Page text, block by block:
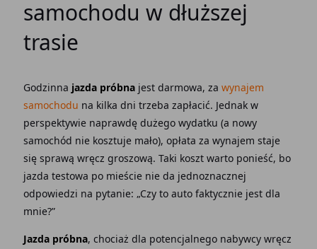
samochodu w dłuższej
trasie
Godzinna jazda próbnajest darmowa, za wynajem
samochodu na kilka dni trzeba zapłacić. Jednak w
perspektywie naprawdę dużego wydatku (a nowy
samochód nie kosztuje mało), opłata za wynajem staje
się sprawą wręcz groszową. Taki koszt warto ponieść, bo
jazda testowa po mieście nie da jednoznacznej
odpowiedzi na pytanie: „Czy to auto faktycznie jest dla
mnie?”
Jazda próbna, chociaż dla potencjalnego nabywcy wręcz